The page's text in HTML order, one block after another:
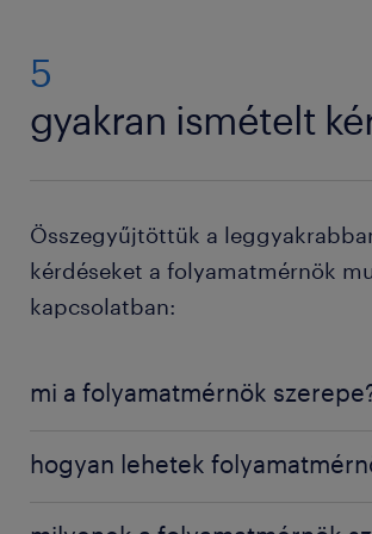
azonosítani a hibákat és a felmerülő
feladatait.
5
gyakran ismételt
Összegyűjtöttük a
kérdéseket a folyamatmérnök
kapcsolatban:
mi a folyamatmérnök
késztermékek előállításában részt
hogyan lehetek